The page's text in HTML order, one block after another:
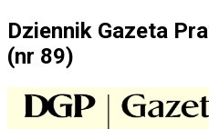
Dziennik Gazeta
(nr 89)